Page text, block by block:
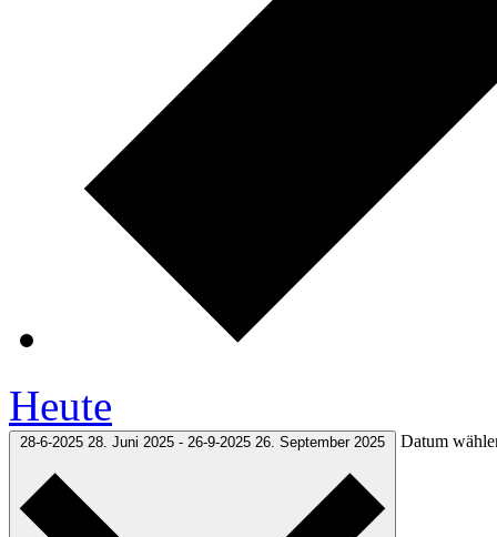
Heute
28-6-2025 28. Juni 2025 - 26-9-2025 26. September 2025 Datum